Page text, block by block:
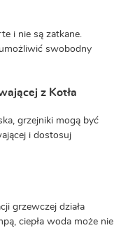
i nie są zatkane.
swobodny
z Kotła
grzejniki mogą być
i dostosuj
grzewczej działa
ciepła woda może nie